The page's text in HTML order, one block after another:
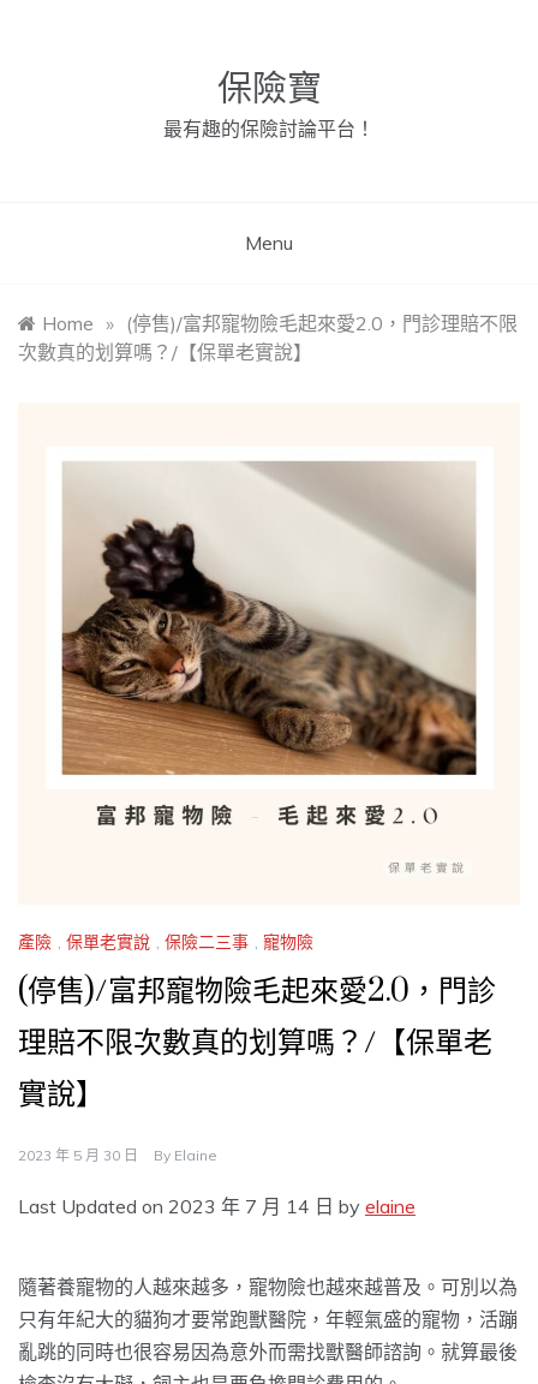
保險寶
最有趣的保險討論平台！
Menu
Home » (停售)/富邦寵物險毛起來愛2.0，門診理賠不限
次數真的划算嗎？/【保單老實說】
產險 , 保單老實說 , 保險二三事 , 寵物險
(停售)/富邦寵物險毛起來愛2.0，門診
理賠不限次數真的划算嗎？/【保單老
實說】
2023 年 5 月 30 日 By Elaine
Last Updated on 2023 年 7 月 14 日 by elaine
隨著養寵物的人越來越多，寵物險也越來越普及。可別以為
只有年紀大的貓狗才要常跑獸醫院，年輕氣盛的寵物，活蹦
亂跳的同時也很容易因為意外而需找獸醫師諮詢。就算最後